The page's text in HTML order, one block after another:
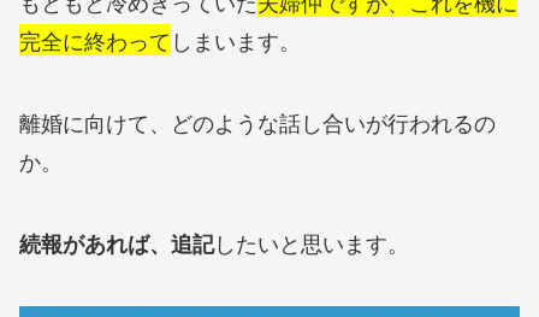
完全に終わって しまいます。
離婚に向けて、どのような話し合いが行われるの
か。
続報があれば、追記したいと思います。